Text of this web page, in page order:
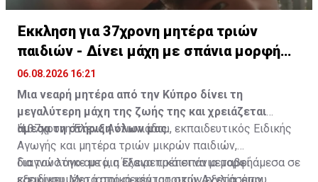
Έκκληση για 37χρονη μητέρα τριών
παιδιών - Δίνει μάχη με σπάνια μορφή
καρκίνου
06.08.2026 16:21
Μια νεαρή μητέρα από την Κύπρο δίνει τη
μεγαλύτερη μάχη της ζωής της και χρειάζεται
άμεσα τη στήριξη όλων μας.
Η 37χρονη Έλενα Αντωνιάδου, εκπαιδευτικός Ειδικής
Αγωγής και μητέρα τριών μικρών παιδιών,
διαγνώστηκε με μια εξαιρετικά σπάνια μορφή
καρκίνου. Μετά από σειρά ιατρικών εξετάσεων,
Για τον λόγο αυτό, η Έλενα πρέπει να μεταβεί άμεσα σε
εξειδικευμένο ιατρικό κέντρο στην Αγγλία, όπου